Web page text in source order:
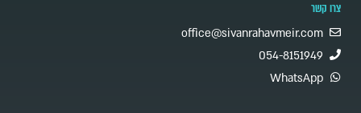
צרו קשר
office@sivanrahavmeir.com
054-8151949
WhatsApp